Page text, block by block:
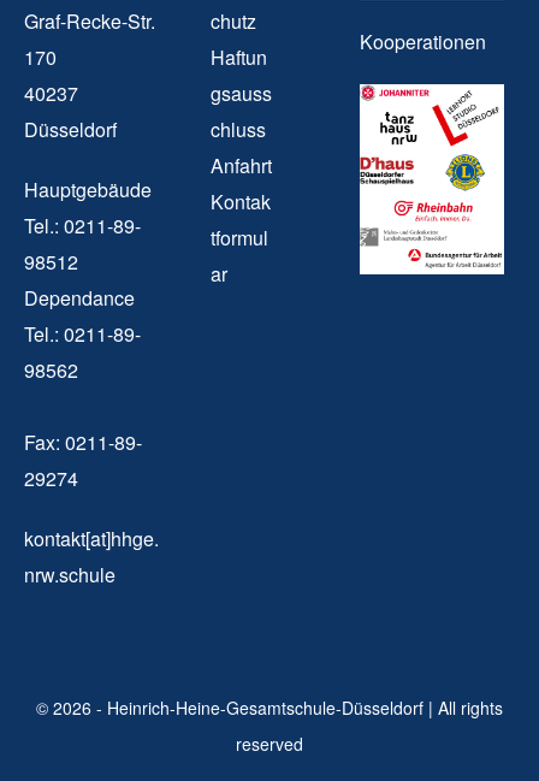
Graf-Recke-Str.
170
40237
Düsseldorf
Hauptgebäude
Tel.: 0211-89-
98512
Dependance
Tel.: 0211-89-
98562
Fax: 0211-89-
29274
kontakt[at]hhge.
nrw.schule
chutz
Haftun
gsauss
chluss
Anfahrt
Kontak
tformul
ar
Kooperationen
© 2026 - Heinrich-Heine-Gesamtschule-Düsseldorf | All rights
reserved